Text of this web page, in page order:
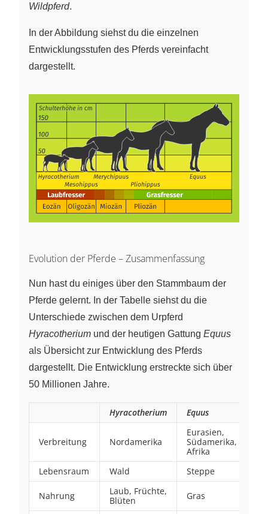
Wildpferd.
In der Abbildung siehst du die einzelnen
Entwicklungsstufen des Pferds vereinfacht
dargestellt.
Evolution der Pferde – Zusammenfassung
Nun hast du einiges über den Stammbaum der
Pferde gelernt. In der Tabelle siehst du die
Unterschiede zwischen dem Urpferd
Hyracotherium und der heutigen Gattung Equus
als Übersicht zur Entwicklung des Pferds
dargestellt. Die Entwicklung erstreckte sich über
50 Millionen Jahre.
Hyracotherium Equus
Verbreitung Nordamerika
Eurasien,
Südamerika,
Afrika
Lebensraum
Wald Steppe
Nahrung
Laub, Früchte,
Blüten
Gras